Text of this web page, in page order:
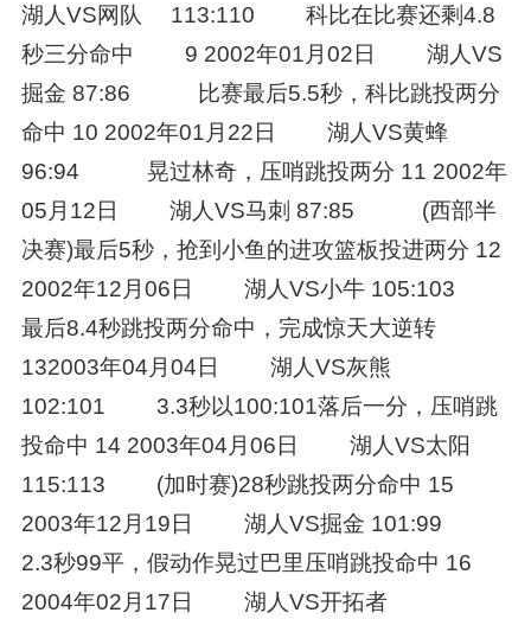
湖人VS网队 113:110 科比在比赛还剩4.8
秒三分命中 9 2002年01月02日 湖人VS
掘金 87:86 比赛最后5.5秒，科比跳投两分
命中 10 2002年01月22日 湖人VS黄蜂
96:94 晃过林奇，压哨跳投两分 11 2002年
05月12日 湖人VS马刺 87:85 (西部半
决赛)最后5秒，抢到小鱼的进攻篮板投进两分 12
2002年12月06日 湖人VS小牛 105:103
最后8.4秒跳投两分命中，完成惊天大逆转
132003年04月04日 湖人VS灰熊
102:101 3.3秒以100:101落后一分，压哨跳
投命中 14 2003年04月06日 湖人VS太阳
115:113 (加时赛)28秒跳投两分命中 15
2003年12月19日 湖人VS掘金 101:99
2.3秒99平，假动作晃过巴里压哨跳投命中 16
2004年02月17日 湖人VS开拓者